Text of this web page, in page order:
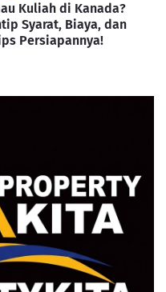
Kuliah di Kanada?
Syarat, Biaya, dan
Persiapannya!